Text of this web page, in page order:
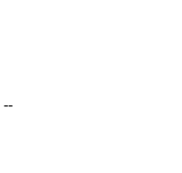
--